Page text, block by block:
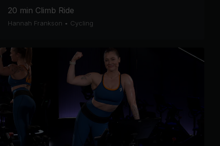
20 min Climb Ride
Hannah Frankson • Cycling